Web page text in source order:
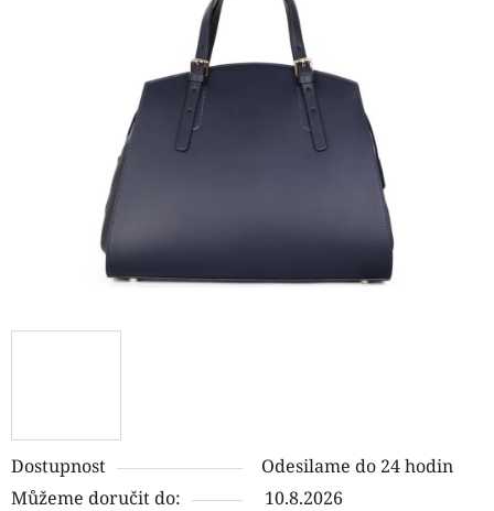
Dostupnost
Odesilame do 24 hodin
Můžeme doručit do:
10.8.2026